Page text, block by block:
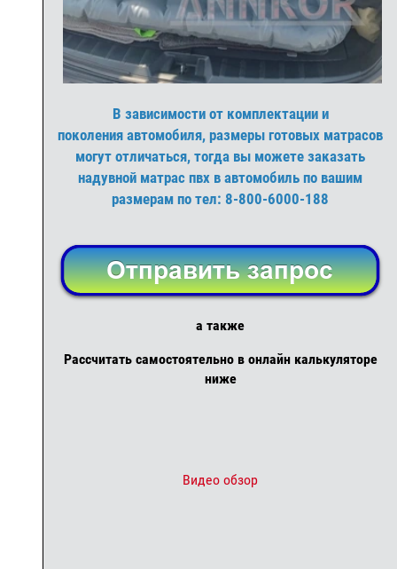
В зависимости от комплектации и
поколения автомобиля, размеры готовых матрасов
могут отличаться, тогда вы можете заказать
надувной матрас пвх в автомобиль по вашим
размерам по тел: 8-800-6000-188
а также
Рассчитать самостоятельно в онлайн калькуляторе
ниже
Видео обзор